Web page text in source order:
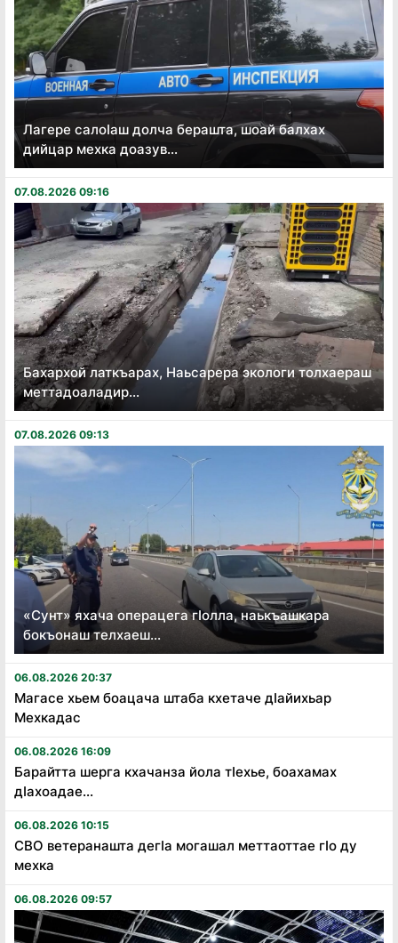
Лагере салоӏаш долча берашта, шоай балхах
дийцар мехка доазув...
07.08.2026 09:16
Бахархой латкъарах, Наьсарера экологи толхаераш
меттадоаладир...
07.08.2026 09:13
«Сунт» яхача операцега гӏолла, наькъашкара
бокъонаш телхаеш...
06.08.2026 20:37
Магасе хьем боацача штаба кхетаче дӏайихьар
Мехкадас
06.08.2026 16:09
Барайтта шерга кхачанза йола тӏехье, боахамах
дӏахоадае...
06.08.2026 10:15
СВО ветеранашта дегӏа могашал меттаоттае гӏо ду
мехка
06.08.2026 09:57